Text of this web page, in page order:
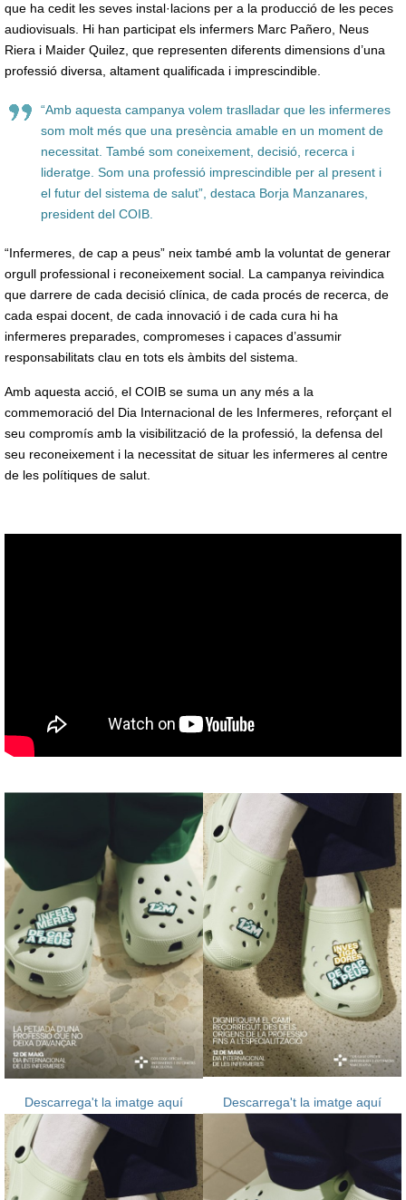
que ha cedit les seves instal·lacions per a la producció de les peces
audiovisuals. Hi han participat els infermers Marc Pañero, Neus
Riera i Maider Quilez, que representen diferents dimensions d’una
professió diversa, altament qualificada i imprescindible.
“Amb aquesta campanya volem traslladar que les infermeres
som molt més que una presència amable en un moment de
necessitat. També som coneixement, decisió, recerca i
lideratge. Som una professió imprescindible per al present i
el futur del sistema de salut”, destaca Borja Manzanares,
president del COIB.
“Infermeres, de cap a peus” neix també amb la voluntat de generar
orgull professional i reconeixement social. La campanya reivindica
que darrere de cada decisió clínica, de cada procés de recerca, de
cada espai docent, de cada innovació i de cada cura hi ha
infermeres preparades, compromeses i capaces d’assumir
responsabilitats clau en tots els àmbits del sistema.
Amb aquesta acció, el COIB se suma un any més a la
commemoració del Dia Internacional de les Infermeres, reforçant el
seu compromís amb la visibilització de la professió, la defensa del
seu reconeixement i la necessitat de situar les infermeres al centre
de les polítiques de salut.
Descarrega't la imatge aquí Descarrega't la imatge aquí